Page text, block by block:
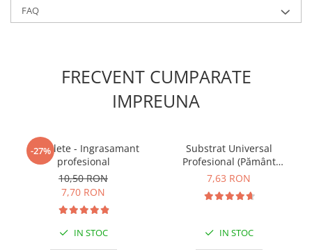
FAQ
FRECVENT CUMPARATE
IMPREUNA
-27%
5 Tablete - Ingrasamant
profesional
10,50 RON
7,70 RON
IN STOC
Substrat Universal
Profesional (Pământ
Premium) - 5 L
7,63 RON
IN STOC